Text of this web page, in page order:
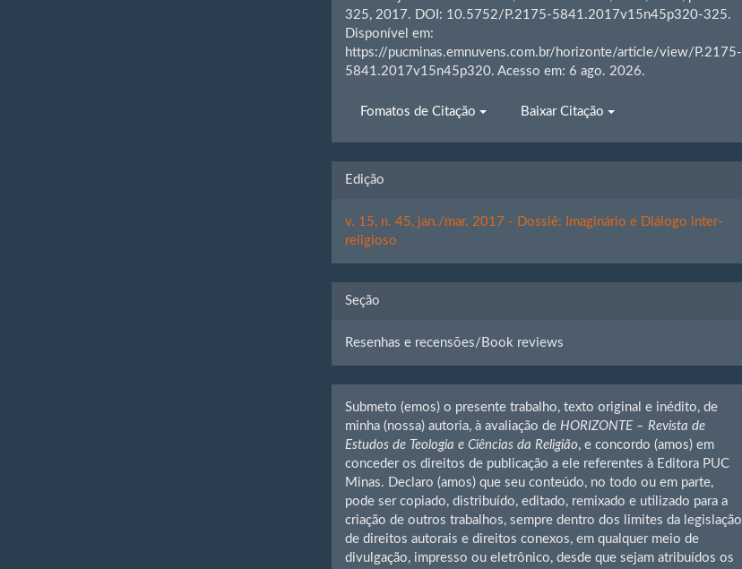
325, 2017. DOI: 10.5752/P.2175-5841.2017v15n45p320-325.
Disponível em:
https://pucminas.emnuvens.com.br/horizonte/article/view/P.2175-
5841.2017v15n45p320. Acesso em: 6 ago. 2026.
Fomatos de Citação Baixar Citação
Edição
v. 15, n. 45, jan./mar. 2017 - Dossiê: Imaginário e Diálogo inter-
religioso
Seção
Resenhas e recensões/Book reviews
Submeto (emos) o presente trabalho, texto original e inédito, de
minha (nossa) autoria, à avaliação deHORIZONTE – Revista de
Estudos de Teologia e Ciências da Religião, e concordo (amos) em
conceder os direitos de publicação a ele referentes à Editora PUC
Minas. Declaro (amos) que seu conteúdo, no todo ou em parte,
pode ser copiado, distribuído, editado, remixado e utilizado para a
criação de outros trabalhos, sempre dentro dos limites da legislação
de direitos autorais e direitos conexos, em qualquer meio de
divulgação, impresso ou eletrônico, desde que sejam atribuídos os